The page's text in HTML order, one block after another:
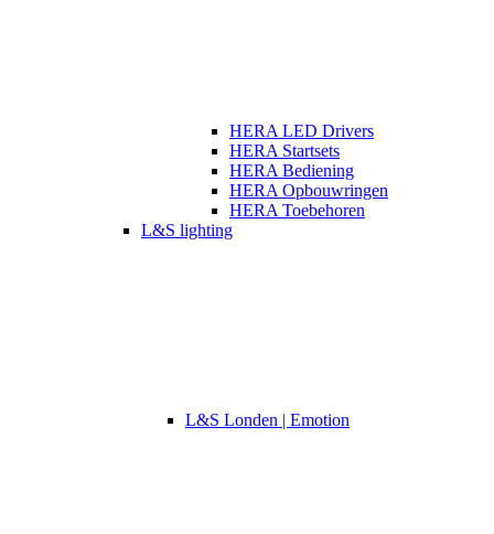
HERA LED Drivers
HERA Startsets
HERA Bediening
HERA Opbouwringen
HERA Toebehoren
L&S lighting
L&S Londen | Emotion